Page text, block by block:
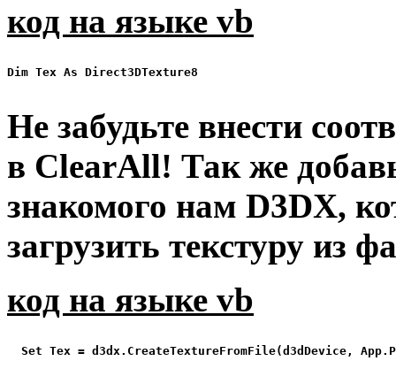
код на языке vb
Dim Tex As Direct3DTexture8
Не забудьте внести
в ClearAll! Так же
знакомого нам D3DX,
загрузить текстуру из
код на языке vb
Set Tex = d3dx.CreateTextureFromFile(d3dDevice,